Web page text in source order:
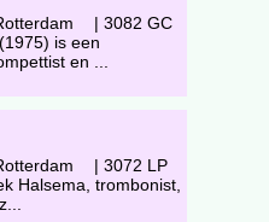
| 3082 GC
is een
en ...
| 3072 LP
Halsema, trombonist,